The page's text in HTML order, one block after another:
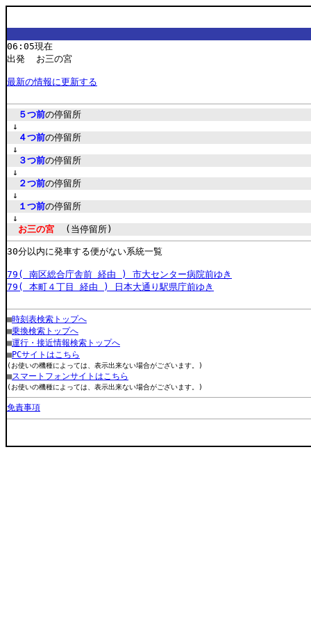
06:05現在
出発 お三の宮
最新の情報に更新する
５つ前の停留所
↓
４つ前の停留所
↓
３つ前の停留所
↓
２つ前の停留所
↓
１つ前の停留所
↓
お三の宮 (当停留所)
30分以内に発車する便がない系統一覧
79( 南区総合庁舎前 経由 ) 市大センター病院前ゆき
79( 本町４丁目 経由 ) 日本大通り駅県庁前ゆき
■時刻表検索トップへ
■乗換検索トップへ
■運行・接近情報検索トップへ
■PCサイトはこちら
(お使いの機種によっては、表示出来ない場合がございます。)
■スマートフォンサイトはこちら
(お使いの機種によっては、表示出来ない場合がございます。)
免責事項